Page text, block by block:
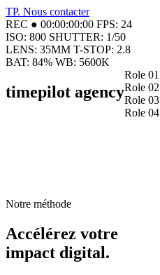
TP. Nous contacter
REC ● 00:00:00:00 FPS: 24
ISO: 800 SHUTTER: 1/50
LENS: 35MM T-STOP: 2.8
BAT: 84% WB: 5600K
timepilot agency
Role 01
Role 02
Role 03
Role 04
Notre méthode
Accélérez votre
impact digital.